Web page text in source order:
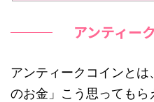
アンティー
アンティークコインと
のお金」こう思ってもら